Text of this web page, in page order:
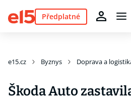
Předplatné
e15.cz Byznys Doprava a
Škoda Auto